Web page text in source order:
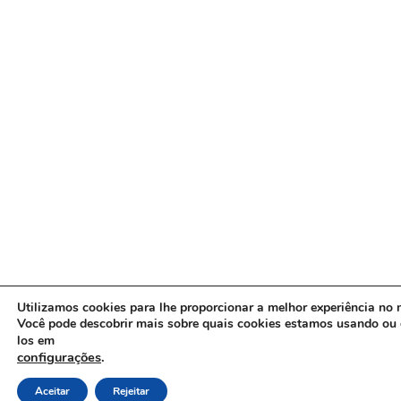
Utilizamos cookies para lhe proporcionar a melhor experiência no
Você pode descobrir mais sobre quais cookies estamos usando
los em
configurações.
Aceitar Rejeitar